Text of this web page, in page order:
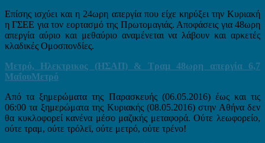
Επίσης ισχύει και η 24ωρη απεργία που είχε κηρύξει την Κυριακή
η ΓΣΕΕ για τον εορτασμό της Πρωτομαγιάς. Αποφάσεις για 48ωρη
απεργία αύριο και μεθαύριο αναμένεται να λάβουν και αρκετές
κλαδικές Ομοσπονδίες.
Μετρό, Ηλεκτρικος (ΗΣΑΠ) & Τραμ 48ωρη απεργία 6,7
ΜαΐουΜετρό
Από τα ξημερώματα της Παρασκευής (06.05.2016) έως και τις
06:00 τα ξημερώματα της Κυριακής (08.05.2016) στην Αθήνα δεν
θα κυκλοφορεί κανένα μέσο μαζικής μεταφορά. Ούτε λεωφορείο,
ούτε τραμ, ούτε τρόλεϊ, ούτε μετρό, ούτε τρένο!